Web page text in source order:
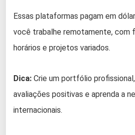
Essas plataformas pagam em
você trabalhe remotamente, com
horários e projetos variados.
Dica: Crie um portfólio
avaliações positivas e aprenda a
internacionais.